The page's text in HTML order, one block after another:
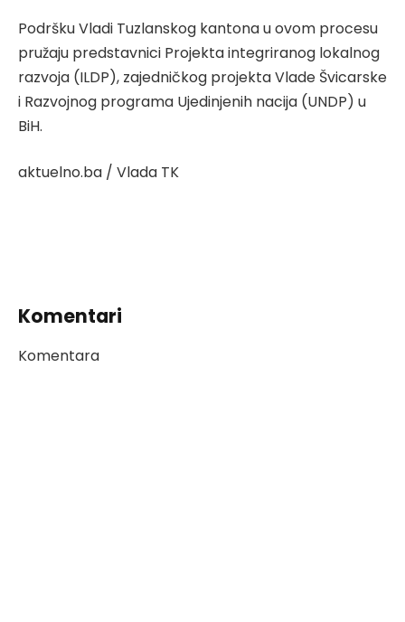
Podršku Vladi Tuzlanskog kantona u ovom procesu
pružaju predstavnici Projekta integriranog lokalnog
razvoja (ILDP), zajedničkog projekta Vlade Švicarske
i Razvojnog programa Ujedinjenih nacija (UNDP) u
BiH.
aktuelno.ba / Vlada TK
Komentari
Komentara